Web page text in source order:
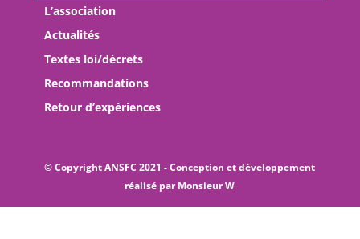
L’association
Actualités
Textes loi/décrets
Recommandations
Retour d’expériences
© Copyright ANSFC 2021 - Conception et développement
réalisé parMonsieur W